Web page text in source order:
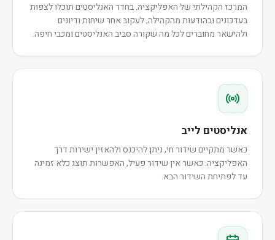
המרכז הקהילתי של האפליקציה. בחדר האנליסטים תוכלו לצפות
בעדכונים ובהודעות מהקהילה, לעקוב אחר שיחות ודיונים
ולהישאר מחוברים לכל מה שקורה סביב האנליסטים ומכבי חיפה.
אנליסטים לייב
כאשר מתקיים שידור חי, ניתן להיכנס ולהאזין ישירות דרך
האפליקציה. כאשר אין שידור פעיל, האפשרות תוצג כלא זמינה
עד לפתיחת השידור הבא.